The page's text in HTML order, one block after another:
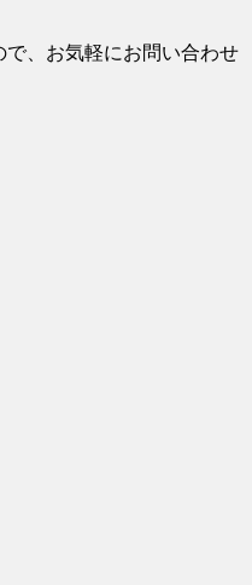
、お気軽にお問い合わせ